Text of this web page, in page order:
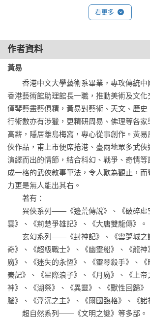
《日月當空》是玄幻武俠宗帥黃易暌違五年
說擴展至新的極限。這部全新長篇鉅作，預
看更多
作者資料
黃易
香港中文大學藝術系畢業，專攻傳統中
香港藝術館助理館長一職，推動美術及文
僅琴藝畫藝俱精，黃易對藝術、天文、歷史
行術數亦有涉獵，更精研周易、佛理等各家
高薪，隱居離島梅窩，專心從事創作。黃
俠作品，甫上市便席捲港、臺兩地眾多武俠
演繹而出的情節，結合科幻、戰爭、奇情等
成一格的武俠敘事筆法，令人歎為觀止，
力更是無人能出其右。
著有：
異俠系列——《邊荒傳說》、《破碎虛
雲》、《荊楚爭雄記》、《大唐雙龍傳》。
玄幻系列——《封神記》、《雲夢城之
奇》、《超級戰士》、《幽靈船》、《龍神
魔》、《迷失的永恆》、《靈琴殺手》、
秦記》、《星際浪子》、《月魔》、《上帝
神》、《湖祭》、《異靈》、《獸性回歸》
腦》、《浮沉之主》、《爾國臨格》、《諸
超自然系列——《文明之謎》等多部。